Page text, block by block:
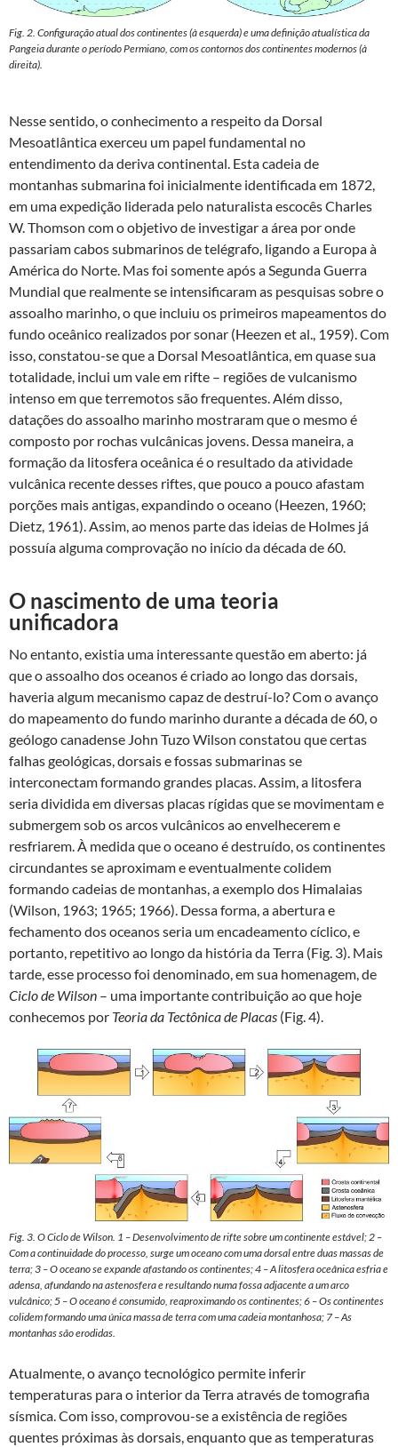
Fig. 2. Configuração atual dos continentes (à esquerda) e uma definição atualística da
Pangeia durante o período Permiano, com os contornos dos continentes modernos (à
direita).
Nesse sentido, o conhecimento a respeito da Dorsal
Mesoatlântica exerceu um papel fundamental no
entendimento da deriva continental. Esta cadeia de
montanhas submarina foi inicialmente identificada em 1872,
em uma expedição liderada pelo naturalista escocês Charles
W. Thomson com o objetivo de investigar a área por onde
passariam cabos submarinos de telégrafo, ligando a Europa à
América do Norte. Mas foi somente após a Segunda Guerra
Mundial que realmente se intensificaram as pesquisas sobre o
assoalho marinho, o que incluiu os primeiros mapeamentos do
fundo oceânico realizados por sonar (Heezen et al., 1959). Com
isso, constatou-se que a Dorsal Mesoatlântica, em quase sua
totalidade, inclui um vale em rifte – regiões de vulcanismo
intenso em que terremotos são frequentes. Além disso,
datações do assoalho marinho mostraram que o mesmo é
composto por rochas vulcânicas jovens. Dessa maneira, a
formação da litosfera oceânica é o resultado da atividade
vulcânica recente desses riftes, que pouco a pouco afastam
porções mais antigas, expandindo o oceano (Heezen, 1960;
Dietz, 1961). Assim, ao menos parte das ideias de Holmes já
possuía alguma comprovação no início da década de 60.
O nascimento de uma teoria
unificadora
No entanto, existia uma interessante questão em aberto: já
que o assoalho dos oceanos é criado ao longo das dorsais,
haveria algum mecanismo capaz de destruí-lo? Com o avanço
do mapeamento do fundo marinho durante a década de 60, o
geólogo canadense John Tuzo Wilson constatou que certas
falhas geológicas, dorsais e fossas submarinas se
interconectam formando grandes placas. Assim, a litosfera
seria dividida em diversas placas rígidas que se movimentam e
submergem sob os arcos vulcânicos ao envelhecerem e
resfriarem. À medida que o oceano é destruído, os continentes
circundantes se aproximam e eventualmente colidem
formando cadeias de montanhas, a exemplo dos Himalaias
(Wilson, 1963; 1965; 1966). Dessa forma, a abertura e
fechamento dos oceanos seria um encadeamento cíclico, e
portanto, repetitivo ao longo da história da Terra (Fig. 3). Mais
tarde, esse processo foi denominado, em sua homenagem, de
Ciclo de Wilson – uma importante contribuição ao que hoje
conhecemos por Teoria da Tectônica de Placas (Fig. 4).
Fig. 3. O Ciclo de Wilson. 1 – Desenvolvimento de rifte sobre um continente estável; 2 –
Com a continuidade do processo, surge um oceano com uma dorsal entre duas massas de
terra; 3 – O oceano se expande afastando os continentes; 4 – A litosfera oceânica esfria e
adensa, afundando na astenosfera e resultando numa fossa adjacente a um arco
vulcânico; 5 – O oceano é consumido, reaproximando os continentes; 6 – Os continentes
colidem formando uma única massa de terra com uma cadeia montanhosa; 7 – As
montanhas são erodidas.
Atualmente, o avanço tecnológico permite inferir
temperaturas para o interior da Terra através de tomografia
sísmica. Com isso, comprovou-se a existência de regiões
quentes próximas às dorsais, enquanto que as temperaturas